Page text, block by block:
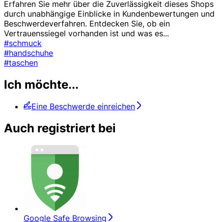
Erfahren Sie mehr über die Zuverlässigkeit dieses Shops
durch unabhängige Einblicke in Kundenbewertungen und
Beschwerdeverfahren. Entdecken Sie, ob ein
Vertrauenssiegel vorhanden ist und was es...
#schmuck
#handschuhe
#taschen
Ich möchte...
Eine Beschwerde einreichen
Auch registriert bei
Google Safe Browsing